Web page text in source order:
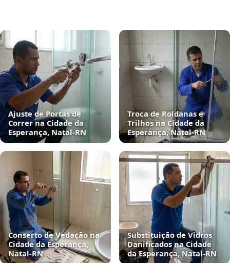
Ajuste de Portas de
Correr na Cidade da
Esperança, Natal‑RN
Troca de Roldanas e
Trilhos na Cidade da
Esperança, Natal‑RN
Conserto de Vedação na
Cidade da Esperança,
Natal‑RN
Substituição de Vidros
Danificados na Cidade
da Esperança, Natal‑RN